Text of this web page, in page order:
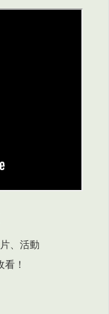
、活動
！